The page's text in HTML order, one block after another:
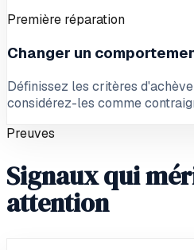
Première réparation
Changer un
Définissez les critères
considérez-les comme
Preuves
Signaux qui
attention